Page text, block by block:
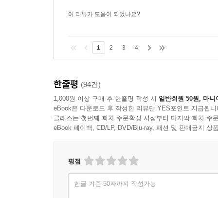
이 리뷰가 도움이 되었나요?
1 2 3 4
한줄평 (94건)
1,000원 이상 구매 후 한줄평 작성 시 일반회원 50원, 마니
eBook은 다운로드 후 작성한 리뷰만 YES포인트 지급됩니
클래스는 첫번째 회차 주문확정 시점부터 마지막 회차 주
eBook 페이백, CD/LP, DVD/Blu-ray, 패션 및 판매금지 상
평점
한글 기준 50자까지 작성가능